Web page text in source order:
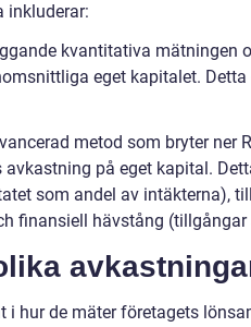
inkluderar:
kvantitativa mätningen
eget kapitalet.
metod som bryter ner
på eget kapital.
som andel av intäkterna),
finansiell hävstång
i hur de mäter företagets